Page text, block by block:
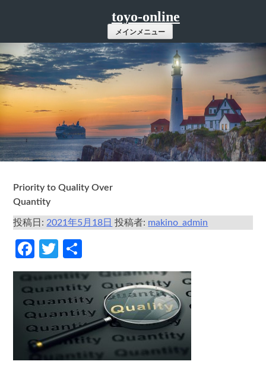
ツ
へ
ス
キ
ッ
プ
toyo-online
メインメニュー
Priority to Quality Over
Quantity
投稿日: 2021年5月18日 投稿者: makino_admin
Facebook
Twitter
有